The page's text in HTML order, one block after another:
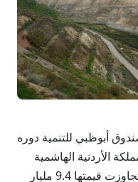
صندوق أبوظبي للتنمية دوره
الأردنية الهاشمية
من خلال تمويل مشاريع إستراتيجية تجاوزت قيمتها 9.4 مليار